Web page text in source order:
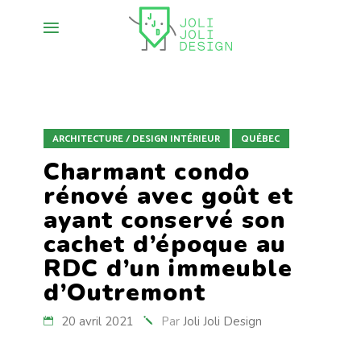
ARCHITECTURE / DESIGN INTÉRIEUR QUÉBEC
Charmant condo
rénové avec goût et
ayant conservé son
cachet d’époque au
RDC d’un immeuble
d’Outremont
20 avril 2021 Par Joli Joli Design